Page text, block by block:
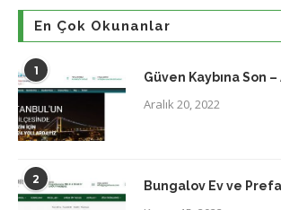
En Çok Okunanlar
1 Güven Kaybına Son
Aralık 20, 2022
2 Bungalov Ev ve